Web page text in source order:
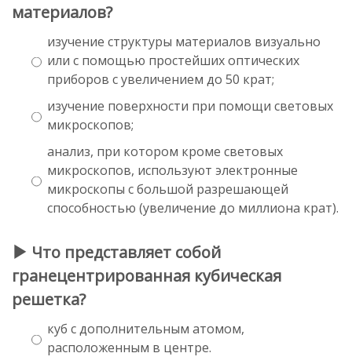
материалов?
изучение структуры материалов визуально
или с помощью простейших оптических
приборов с увеличением до 50 крат;
изучение поверхности при помощи световых
микроскопов;
анализ, при котором кроме световых
микроскопов, используют электронные
микроскопы с большой разрешающей
способностью (увеличение до миллиона крат).
Что представляет собой
гранецентрированная кубическая
решетка?
куб с дополнительным атомом,
расположенным в центре.